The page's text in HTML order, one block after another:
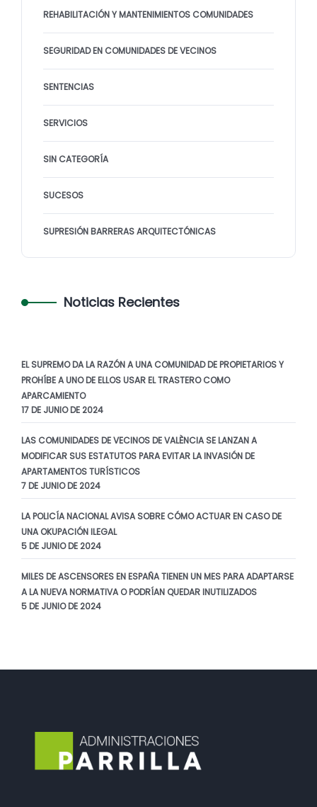
REHABILITACIÓN Y MANTENIMIENTOS COMUNIDADES
SEGURIDAD EN COMUNIDADES DE VECINOS
SENTENCIAS
SERVICIOS
SIN CATEGORÍA
SUCESOS
SUPRESIÓN BARRERAS ARQUITECTÓNICAS
Noticias Recientes
EL SUPREMO DA LA RAZÓN A UNA COMUNIDAD DE PROPIETARIOS Y
PROHÍBE A UNO DE ELLOS USAR EL TRASTERO COMO
APARCAMIENTO
17 DE JUNIO DE 2024
LAS COMUNIDADES DE VECINOS DE VALÈNCIA SE LANZAN A
MODIFICAR SUS ESTATUTOS PARA EVITAR LA INVASIÓN DE
APARTAMENTOS TURÍSTICOS
7 DE JUNIO DE 2024
LA POLICÍA NACIONAL AVISA SOBRE CÓMO ACTUAR EN CASO DE
UNA OKUPACIÓN ILEGAL
5 DE JUNIO DE 2024
MILES DE ASCENSORES EN ESPAÑA TIENEN UN MES PARA ADAPTARSE
A LA NUEVA NORMATIVA O PODRÍAN QUEDAR INUTILIZADOS
5 DE JUNIO DE 2024